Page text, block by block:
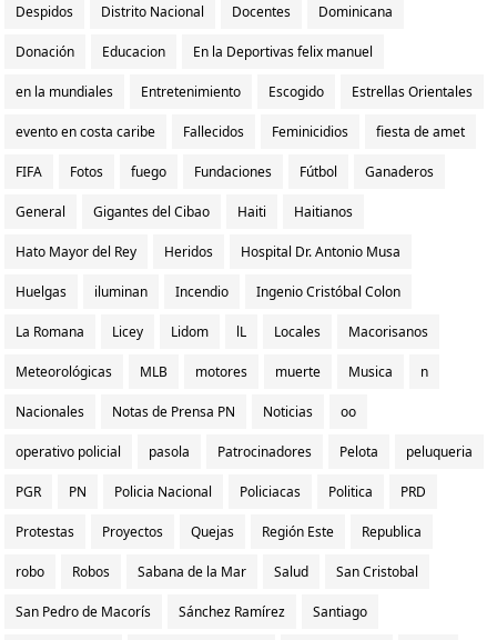
Despidos Distrito Nacional Docentes Dominicana
Donación Educacion En la Deportivas felix manuel
en la mundiales Entretenimiento Escogido Estrellas Orientales
evento en costa caribe Fallecidos Feminicidios fiesta de amet
FIFA Fotos fuego Fundaciones Fútbol Ganaderos
General Gigantes del Cibao Haiti Haitianos
Hato Mayor del Rey Heridos Hospital Dr. Antonio Musa
Huelgas iluminan Incendio Ingenio Cristóbal Colon
La Romana Licey Lidom lL Locales Macorisanos
Meteorológicas MLB motores muerte Musica n
Nacionales Notas de Prensa PN Noticias oo
operativo policial pasola Patrocinadores Pelota peluqueria
PGR PN Policia Nacional Policiacas Politica PRD
Protestas Proyectos Quejas Región Este Republica
robo Robos Sabana de la Mar Salud San Cristobal
San Pedro de Macorís Sánchez Ramírez Santiago